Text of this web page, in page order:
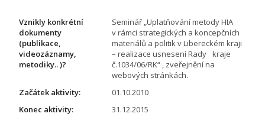
Vznikly konkrétní
dokumenty
(publikace,
videozáznamy,
metodiky.. )?
Seminář „Uplatňování metody HIA
v rámci strategických a koncepčních
materiálů a politik v Libereckém kraji
– realizace usnesení Rady kraje
č.1034/06/RK“ , zveřejnění na
webových stránkách.
Začátek aktivity:
01.10.2010
Konec aktivity:
31.12.2015